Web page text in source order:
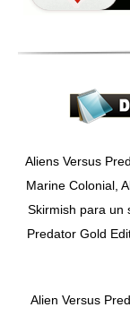
Aliens Versus
Marine Colonial,
Skirmish para un
Predator Gold
Alien Versus